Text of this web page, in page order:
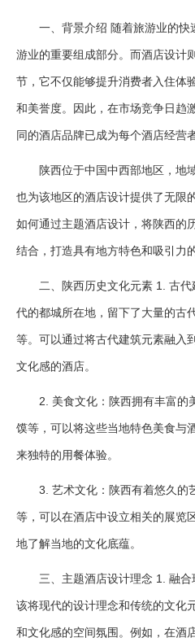
一、背景介绍 随着旅游业的
游业的重要组成部分。而酒店设计
节，它不仅能够提升消费者入住体
和美誉度。因此，在市场竞争日趋
同的酒店品牌已成为每个酒店经营
陕西位于中国中西部地区，地
也为该地区的酒店设计提供了无限
如何通过主题酒店设计，将陕西的
结合，打造具有地方特色和吸引力
二、陕西历史文化元素 1. 古
代的都城所在地，留下了大量的古
等。可以通过将古代建筑元素融入
文化感的酒店。
2. 美食文化：陕西拥有丰富的
馍等，可以将这些当地特色美食与
来独特的用餐体验。
3. 艺术文化：陕西有着悠久的
等，可以在酒店中设立相关的展览
地了解当地的文化底蕴。
三、主题酒店设计理念 1. 融
该将现代的设计理念和传统的文化
和文化感的空间氛围。例如，在酒